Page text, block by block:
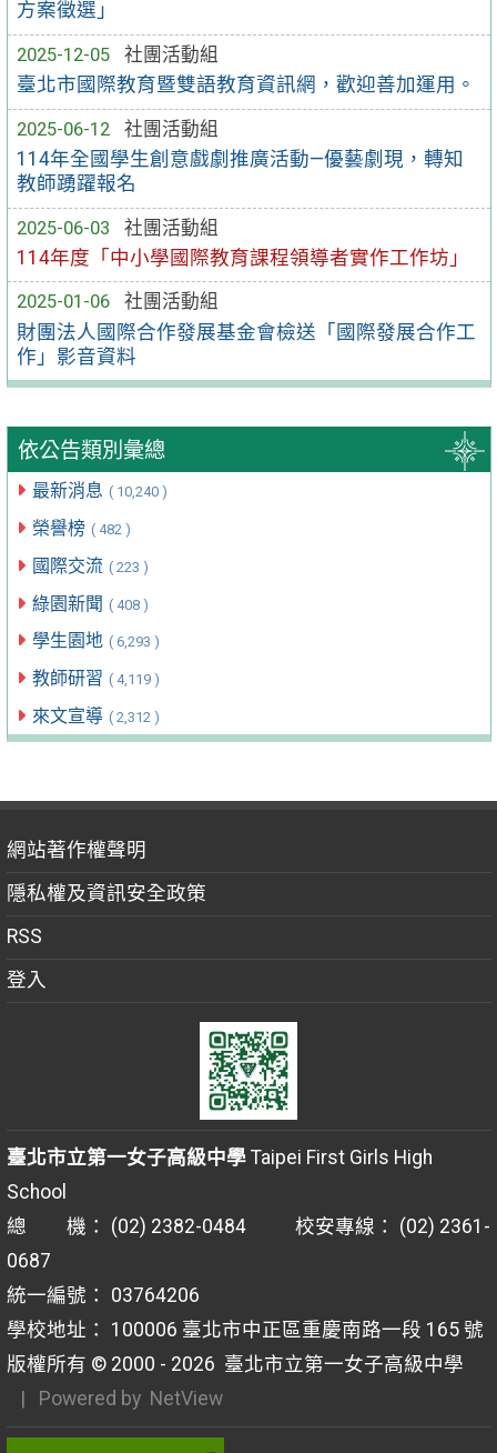
方案徵選」
2025-12-05
社團活動組
臺北市國際教育暨雙語教育資訊網，歡迎善加運用。
2025-06-12
社團活動組
114年全國學生創意戲劇推廣活動—優藝劇現，轉知
教師踴躍報名
2025-06-03
社團活動組
114年度「中小學國際教育課程領導者實作工作坊」
2025-01-06
社團活動組
財團法人國際合作發展基金會檢送「國際發展合作工
作」影音資料
依公告類別彙總
最新消息 ( 10,240 )
榮譽榜 ( 482 )
國際交流 ( 223 )
綠園新聞 ( 408 )
學生園地 ( 6,293 )
教師研習 ( 4,119 )
來文宣導 ( 2,312 )
網站著作權聲明
隱私權及資訊安全政策
RSS
登入
臺北市立第一女子高級中學Taipei First Girls High
School
總 機： (02) 2382-0484 校安專線： (02) 2361-
0687
統一編號： 03764206
學校地址： 100006 臺北市中正區重慶南路一段 165 號
版權所有 © 2000 - 2026 臺北市立第一女子高級中學
| Powered by NetView